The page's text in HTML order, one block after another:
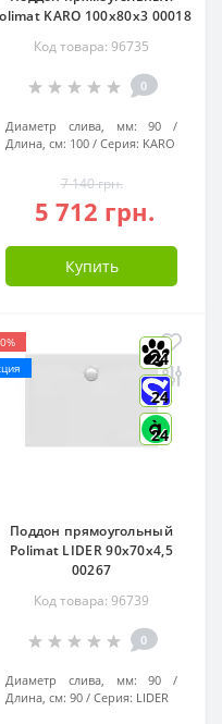
KARO 100x80x3 00018
Код товара: 96735
0
Диаметр слива, мм:
90
Длина, см: 100 Серия: KARO
7 140 грн.
5 712 грн.
Купить
24
24
24
Поддон прямоугольный
Polimat LIDER 90x70x4,5
00267
Код товара: 96739
0
Диаметр слива, мм:
90
Длина, см: 90 Серия: LIDER